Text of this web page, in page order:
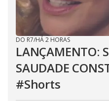
DO R7/HÁ 2 HORAS
LANÇAMENTO:
SAUDADE
#Shorts